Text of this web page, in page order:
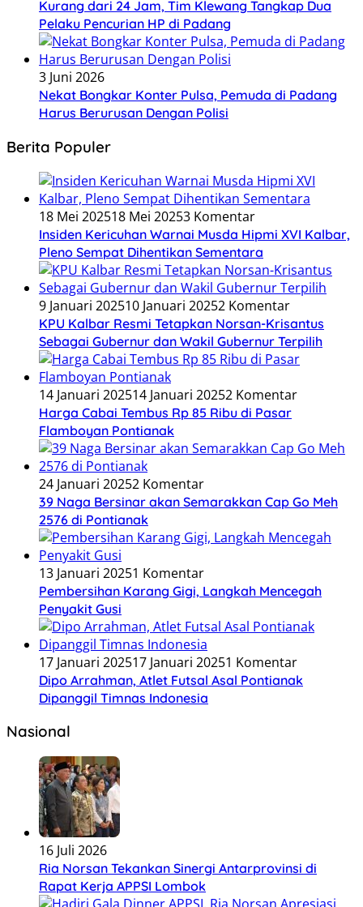
Kurang dari 24 Jam, Tim Klewang Tangkap Dua
Pelaku Pencurian HP di Padang
3 Juni 2026
Nekat Bongkar Konter Pulsa, Pemuda di Padang
Harus Berurusan Dengan Polisi
Berita Populer
18 Mei 202518 Mei 20253 Komentar
Insiden Kericuhan Warnai Musda Hipmi XVI Kalbar,
Pleno Sempat Dihentikan Sementara
9 Januari 202510 Januari 20252 Komentar
KPU Kalbar Resmi Tetapkan Norsan-Krisantus
Sebagai Gubernur dan Wakil Gubernur Terpilih
14 Januari 202514 Januari 20252 Komentar
Harga Cabai Tembus Rp 85 Ribu di Pasar
Flamboyan Pontianak
24 Januari 20252 Komentar
39 Naga Bersinar akan Semarakkan Cap Go Meh
2576 di Pontianak
13 Januari 20251 Komentar
Pembersihan Karang Gigi, Langkah Mencegah
Penyakit Gusi
17 Januari 202517 Januari 20251 Komentar
Dipo Arrahman, Atlet Futsal Asal Pontianak
Dipanggil Timnas Indonesia
Nasional
16 Juli 2026
Ria Norsan Tekankan Sinergi Antarprovinsi di
Rapat Kerja APPSI Lombok